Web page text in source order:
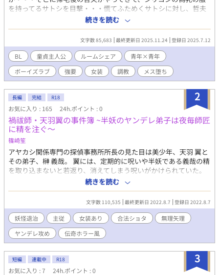
を持ってるサトシを目撃・・・慌てふためくサトシに対し、哲夫
はその光景をサトシの弱みとして握ることに・・・ ※女装あり
※bl ※強要シーンあり ※偽乳あり
続きを読む
文字数 85,683 最終更新日 2025.11.24 登録日 2025.7.12
BL 童貞主人公 ルームシェア
青年×青年
ボーイズラブ
強要 女装 調教 メス堕ち
2
長編 完結 R18
お気に入り : 165 24h.ポイント : 0
禍祓師・天羽翼の事件簿 ~半妖のヤンデレ弟子は夜毎師匠
に精を注ぐ～
篠崎笙
アヤカシ関係専門の探偵事務所所長の見た目は美少年、天羽 翼と
その弟子、榊 義哉。 翼には、定期的に呪いや半妖である義哉の精
を取り込まないと若返り、消えてしまう呪いがかけられていた。
義哉の弟子であるオスカーらと事件を解決しながら呪いの手がか
りを探っていくが……。 ※暈した地名など出たりしますがフ
ィクションです。あくまでもモデルです。 ※登場人物の宗教観
が極端ですがあくまでもキャラの個人的な主観です。
続きを読む
文字数 110,535 最終更新日 2022.8.7 登録日 2022.8.7
妖怪退治 主従 女装あり 合法ショタ
無理矢理
ヤンデレ攻め
伝奇ホラー風
3
短編 連載中 R18
お気に入り : 7 24h.ポイント : 0